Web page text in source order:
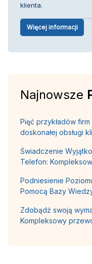
klienta.
Więcej informacji
Najnowsze
Pięć przykładów
doskonałej obsługi
Świadczenie
Telefon:
Podniesienie
Pomocą Bazy
Zdobądź swoją
Kompleksowy